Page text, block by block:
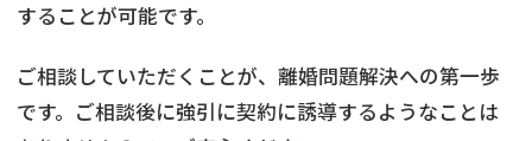
することが可能です。
ご相談していただくことが、離婚問題解決への第一歩
です。ご相談後に強引に契約に誘導するようなことは